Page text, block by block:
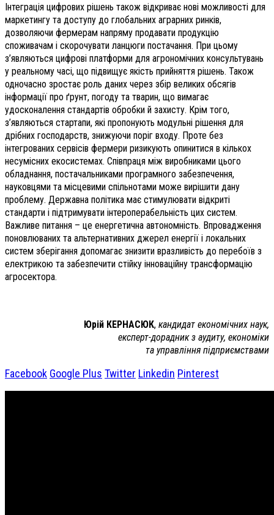
Інтеграція цифрових рішень також відкриває нові можливості для
маркетингу та доступу до глобальних аграрних ринків,
дозволяючи фермерам напряму продавати продукцію
споживачам і скорочувати ланцюги постачання. При цьому
з’являються цифрові платформи для агрономічних консультувань
у реальному часі, що підвищує якість прийняття рішень. Також
одночасно зростає роль даних через збір великих обсягів
інформації про ґрунт, погоду та тварин, що вимагає
удосконалення стандартів обробки й захисту. Крім того,
з’являються стартапи, які пропонують модульні рішення для
дрібних господарств, знижуючи поріг входу. Проте без
інтегрованих сервісів фермери ризикують опинитися в кількох
несумісних екосистемах. Співпраця між виробниками цього
обладнання, постачальниками програмного забезпечення,
науковцями та місцевими спільнотами може вирішити дану
проблему. Державна політика має стимулювати відкриті
стандарти і підтримувати інтероперабельність цих систем.
Важливе питання – це енергетична автономність. Впровадження
поновлюваних та альтернативних джерел енергії і локальних
систем зберігання допомагає знизити вразливість до перебоїв з
електрикою та забезпечити стійку інноваційну трансформацію
агросектора.
Юрій КЕРНАСЮК, кандидат економічних наук,
експерт-дорадник з аудиту, економіки
та управління підприємствами
Facebook Google Plus Twitter Linkedin Pinterest